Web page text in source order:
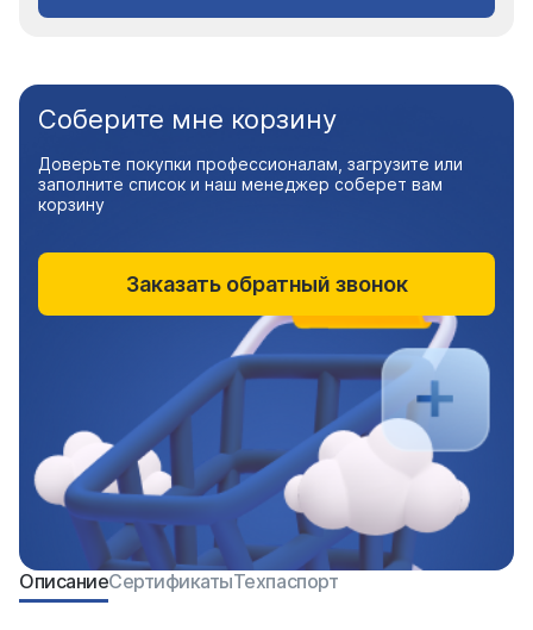
ОписаниеСертификатыТехпаспорт
Соберите мне корзину
Доверьте покупки профессионалам, загрузите или
заполните список и наш менеджер соберет вам
корзину
Заказать обратный звонок